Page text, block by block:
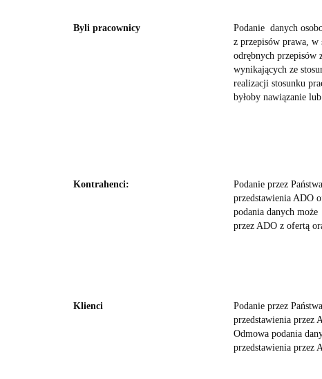
Byli pracownicy
Podanie danych
z przepisów prawa, w
odrębnych przepisów
wynikających ze
realizacji stosunku
byłoby nawiązanie
Kontrahenci:
Podanie przez
przedstawienia ADO
podania danych
przez ADO z ofertą
Klienci
Podanie przez
przedstawienia przez
Odmowa podania
przedstawienia